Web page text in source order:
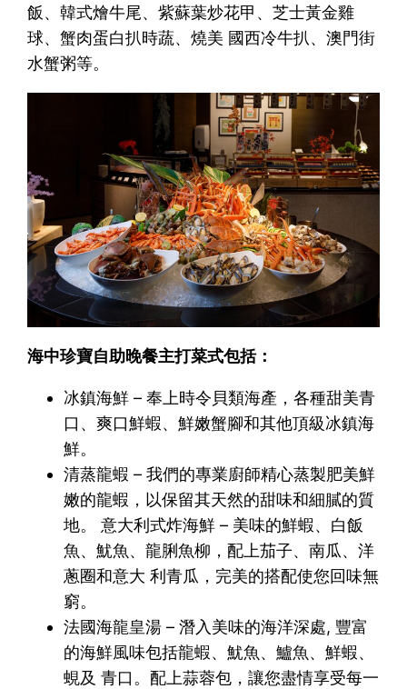
飯、韓式燴牛尾、紫蘇葉炒花甲、芝士黃金雞
球、蟹肉蛋白扒時蔬、燒美 國西冷牛扒、澳門街
水蟹粥等。
海中珍寶自助晚餐主打菜式包括：
冰鎮海鮮 – 奉上時令貝類海產，各種甜美青
口、爽口鮮蝦、鮮嫩蟹腳和其他頂級冰鎮海
鮮。
清蒸龍蝦 – 我們的專業廚師精心蒸製肥美鮮
嫩的龍蝦，以保留其天然的甜味和細膩的質
地。 意大利式炸海鮮 – 美味的鮮蝦、白飯
魚、魷魚、龍脷魚柳，配上茄子、南瓜、洋
蔥圈和意大 利青瓜，完美的搭配使您回味無
窮。
法國海龍皇湯 – 潛入美味的海洋深處, 豐富
的海鮮風味包括龍蝦、魷魚、鱸魚、鮮蝦、
蜆及 青口。配上蒜蓉包，讓您盡情享受每一